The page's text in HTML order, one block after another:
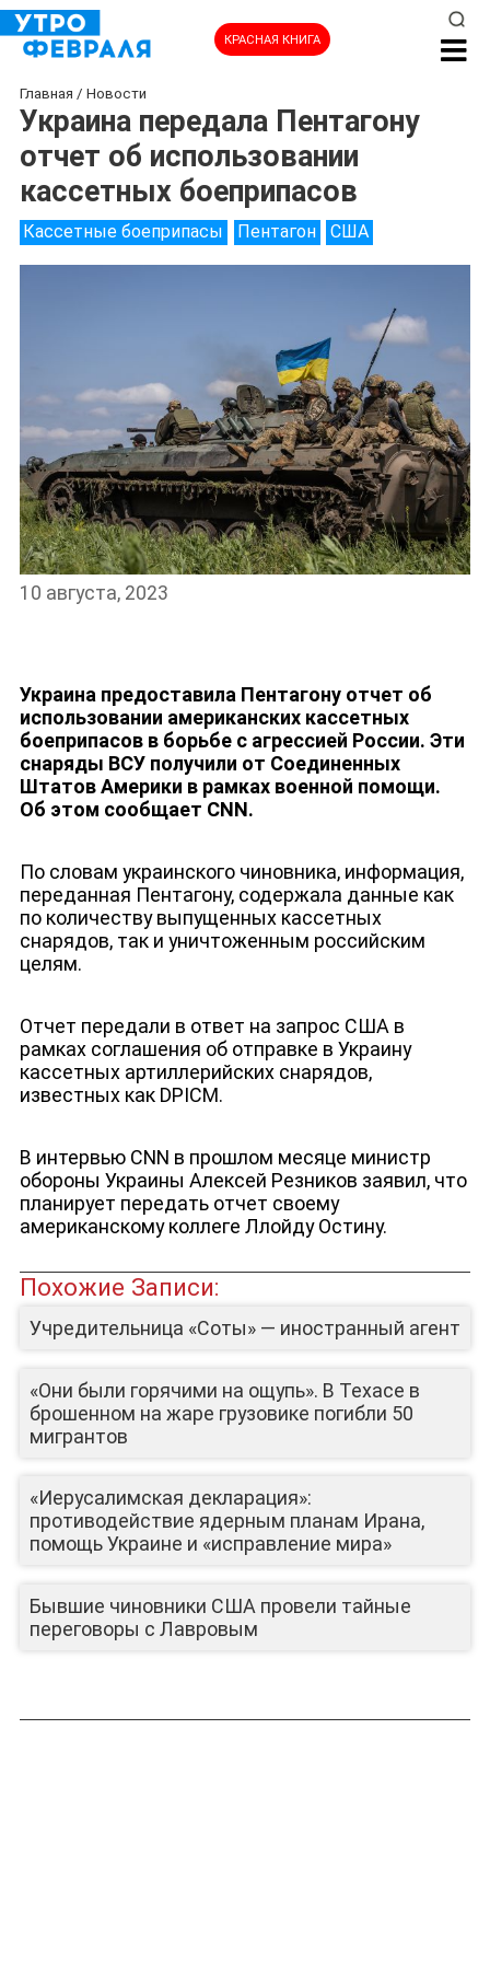
КРАСНАЯ КНИГА
НОВОСТИ
ДЕПУТАТЫ К СЪЕЗДУ
ЮТУБ-КАНАЛ
Главная / Новости
Украина передала Пентагону
отчет об использовании
кассетных боеприпасов
Кассетные боеприпасы Пентагон США
10 августа, 2023
Украина предоставила Пентагону отчет об
использовании американских кассетных
боеприпасов в борьбе с агрессией России. Эти
снаряды ВСУ получили от Соединенных
Штатов Америки в рамках военной помощи.
Об этом сообщает CNN.
По словам украинского чиновника, информация,
переданная Пентагону, содержала данные как
по количеству выпущенных кассетных
снарядов, так и уничтоженным российским
целям.
Отчет передали в ответ на запрос США в
рамках соглашения об отправке в Украину
кассетных артиллерийских снарядов,
известных как DPICM.
В интервью CNN в прошлом месяце министр
обороны Украины Алексей Резников заявил, что
планирует передать отчет своему
американскому коллеге Ллойду Остину.
Похожие Записи:
Учредительница «Соты» — иностранный агент
«Они были горячими на ощупь». В Техасе в
брошенном на жаре грузовике погибли 50
мигрантов
«Иерусалимская декларация»:
противодействие ядерным планам Ирана,
помощь Украине и «исправление мира»
Бывшие чиновники США провели тайные
переговоры с Лавровым